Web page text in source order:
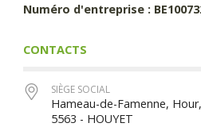
Numéro d'entreprise :
CONTACTS
SIÈGE SOCIAL
Hameau-de-Famenne,
5563 - HOUYET